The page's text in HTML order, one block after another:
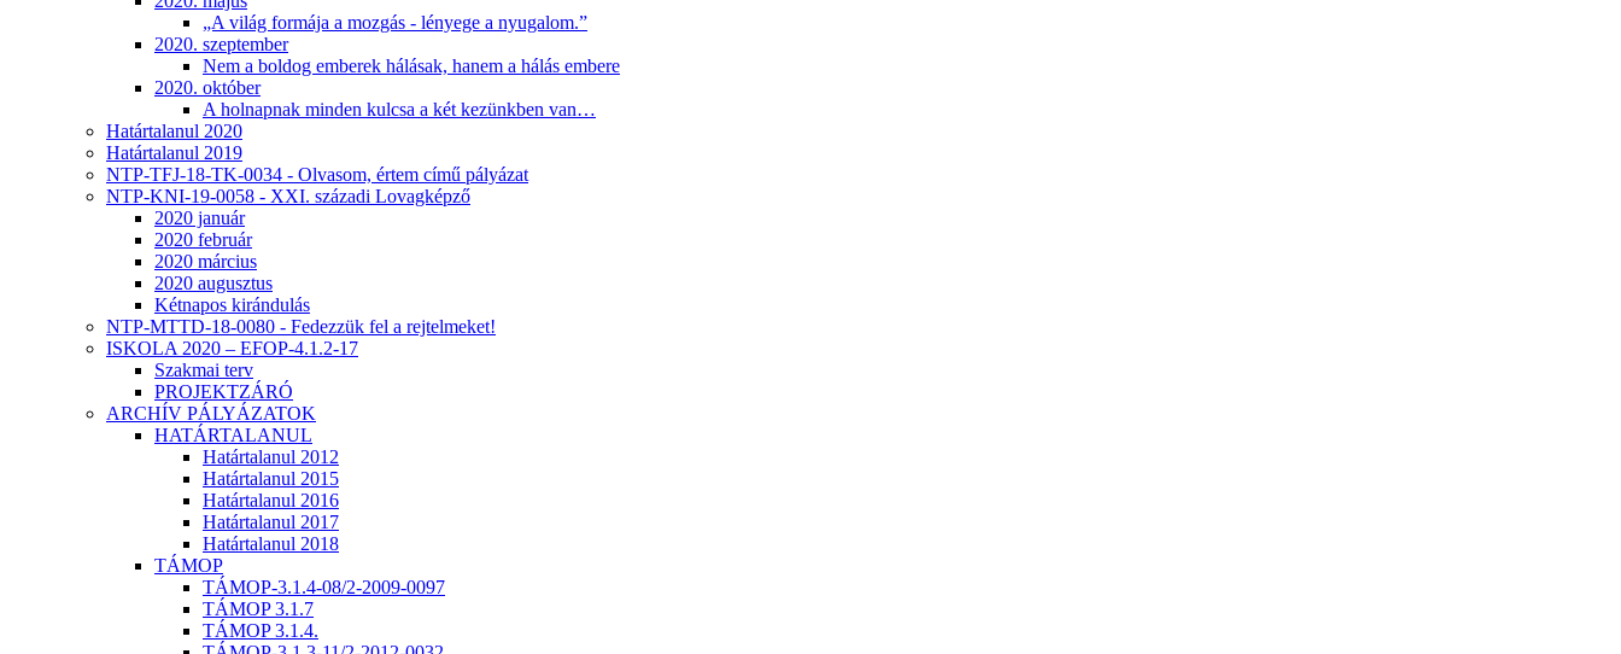
„A világ formája a mozgás - lényege a nyugalom.”
2020. szeptember
Nem a boldog emberek hálásak, hanem a hálás embere
2020. október
A holnapnak minden kulcsa a két kezünkben van…
Határtalanul 2020
Határtalanul 2019
NTP-TFJ-18-TK-0034 - Olvasom, értem című pályázat
NTP-KNI-19-0058 - XXI. századi Lovagképző
2020 január
2020 február
2020 március
2020 augusztus
Kétnapos kirándulás
NTP-MTTD-18-0080 - Fedezzük fel a rejtelmeket!
ISKOLA 2020 – EFOP-4.1.2-17
Szakmai terv
PROJEKTZÁRÓ
ARCHÍV PÁLYÁZATOK
HATÁRTALANUL
Határtalanul 2012
Határtalanul 2015
Határtalanul 2016
Határtalanul 2017
Határtalanul 2018
TÁMOP
TÁMOP-3.1.4-08/2-2009-0097
TÁMOP 3.1.7
TÁMOP 3.1.4.